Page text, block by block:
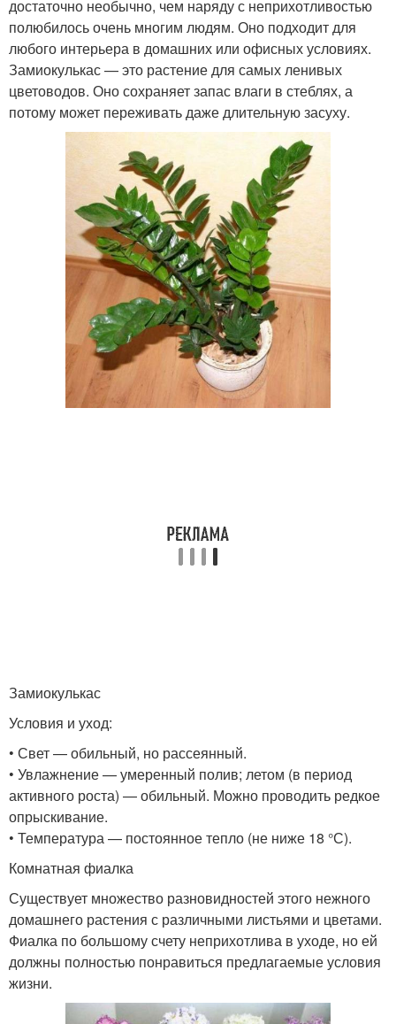
достаточно необычно, чем наряду с неприхотливостью
полюбилось очень многим людям. Оно подходит для
любого интерьера в домашних или офисных условиях.
Замиокулькас — это растение для самых ленивых
цветоводов. Оно сохраняет запас влаги в стеблях, а
потому может переживать даже длительную засуху.
Замиокулькас
Условия и уход:
• Свет — обильный, но рассеянный.
• Увлажнение — умеренный полив; летом (в период
активного роста) — обильный. Можно проводить редкое
опрыскивание.
• Температура — постоянное тепло (не ниже 18 °С).
Комнатная фиалка
Существует множество разновидностей этого нежного
домашнего растения с различными листьями и цветами.
Фиалка по большому счету неприхотлива в уходе, но ей
должны полностью понравиться предлагаемые условия
жизни.